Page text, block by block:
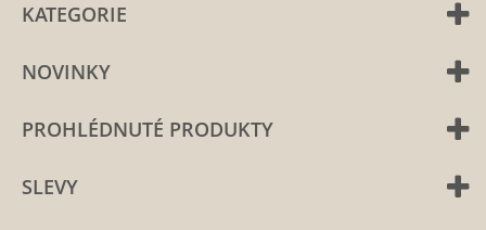
KATEGORIE
NOVINKY
PROHLÉDNUTÉ PRODUKTY
SLEVY